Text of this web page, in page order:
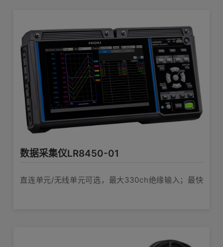
数据采集仪LR8450-01
直连单元/无线单元可选，最大330ch绝缘输入；最快